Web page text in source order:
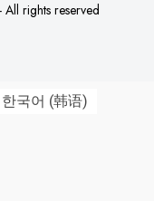
All rights reserved
한국어 (韩语)